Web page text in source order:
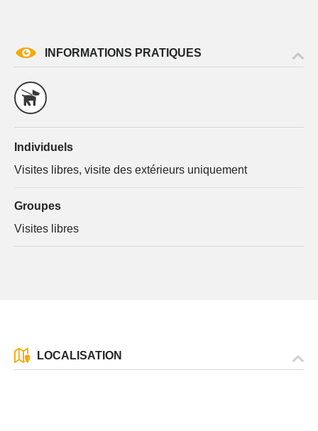
INFORMATIONS PRATIQUES
Individuels
Visites libres, visite des extérieurs uniquement
Groupes
Visites libres
LOCALISATION